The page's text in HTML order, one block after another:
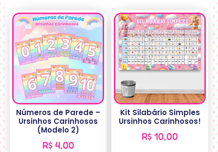
Números de Parede –
Ursinhos Carinhosos
(Modelo 2)
R$4,00
Kit Silabário Simples
Ursinhos Carinhosos!
R$ 10,00